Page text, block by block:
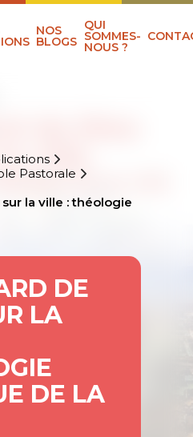
NOS
BLOGS
QUI
SOMMES-
NOUS ?
Pastorale
la ville : théologie
DE
LA
DE LA